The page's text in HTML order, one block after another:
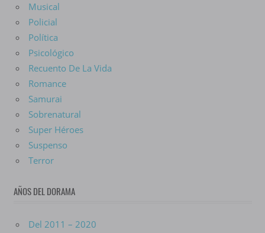
Musical
Policial
Política
Psicológico
Recuento De La Vida
Romance
Samurai
Sobrenatural
Super Héroes
Suspenso
Terror
AÑOS DEL DORAMA
Del 2011 – 2020